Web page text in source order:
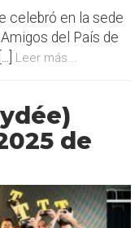
celebró en la sede
del País de
Leer más...
de